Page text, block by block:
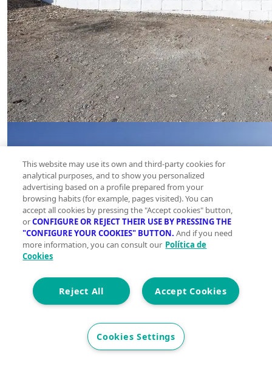
This website may use its own and third-party cookies for
analytical purposes, and to show you personalized
advertising based on a profile prepared from your
browsing habits (for example, pages visited). You can
accept all cookies by pressing the "Accept cookies" button,
orCONFIGURE OR REJECT THEIR USE BY PRESSING THE
"CONFIGURE YOUR COOKIES" BUTTON. And if you need
more information, you can consult our Política de
Cookies
Accept Cookies
Reject All
Cookies Settings